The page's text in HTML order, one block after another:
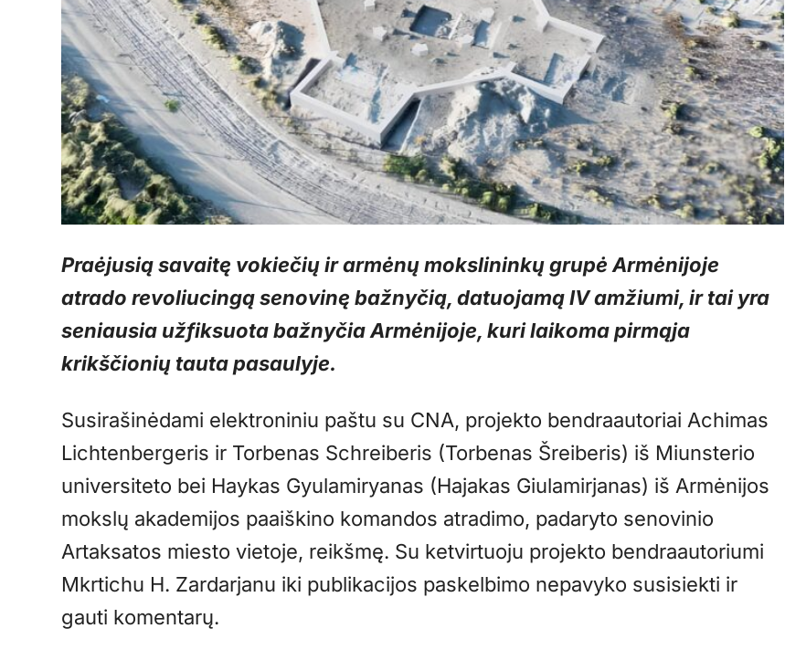
Praėjusią savaitę vokiečių ir armėnų mokslininkų grupė Armėnijoje
atrado revoliucingą senovinę bažnyčią, datuojamą IV amžiumi, ir tai yra
seniausia užfiksuota bažnyčia Armėnijoje, kuri laikoma pirmąja
krikščionių tauta pasaulyje.
Susirašinėdami elektroniniu paštu su CNA, projekto bendraautoriai Achimas
Lichtenbergeris ir Torbenas Schreiberis (Torbenas Šreiberis) iš Miunsterio
universiteto bei Haykas Gyulamiryanas (Hajakas Giulamirjanas) iš Armėnijos
mokslų akademijos paaiškino komandos atradimo, padaryto senovinio
Artaksatos miesto vietoje, reikšmę. Su ketvirtuoju projekto bendraautoriumi
Mkrtichu H. Zardarjanu iki publikacijos paskelbimo nepavyko susisiekti ir
gauti komentarų.